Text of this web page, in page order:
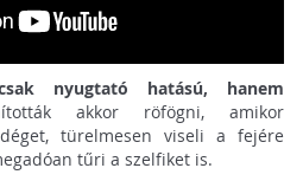
nyugtató hatású, hanem
akkor röfögni, amikor
türelmesen viseli a fejére
tűri a szelfiket is.